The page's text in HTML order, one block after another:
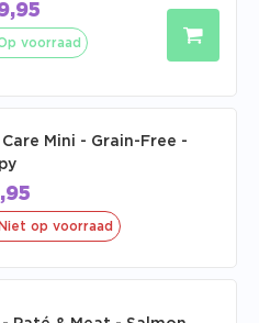
voorraad
Mini - Grain-Free -
Niet op voorraad